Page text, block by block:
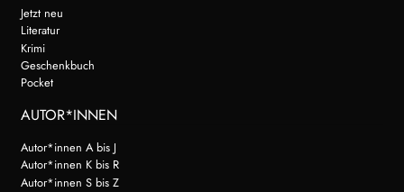
Jetzt neu
Literatur
Krimi
Geschenkbuch
Pocket
AUTOR*INNEN
Autor*innen A bis J
Autor*innen K bis R
Autor*innen S bis Z